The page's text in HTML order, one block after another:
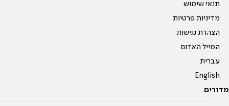
תנאי שימוש
מדיניות פרטיות
הצהרת נגישות
המייל האדום
עברית
English
מדורים